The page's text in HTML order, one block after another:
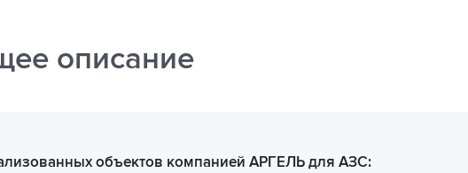
описание
объектов компанией АРГЕЛЬ для АЗС: